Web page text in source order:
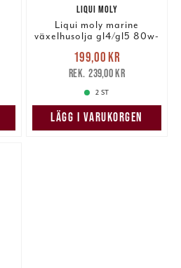
LIQUI MOLY
Liqui moly marine
växelhusolja gl4/gl5 80w-
Nuvarande pris
199,00 krTidigare pris
239,00 kr
199,00 kr
239,00 kr
2 ST
LÄGG I VARUKORGEN